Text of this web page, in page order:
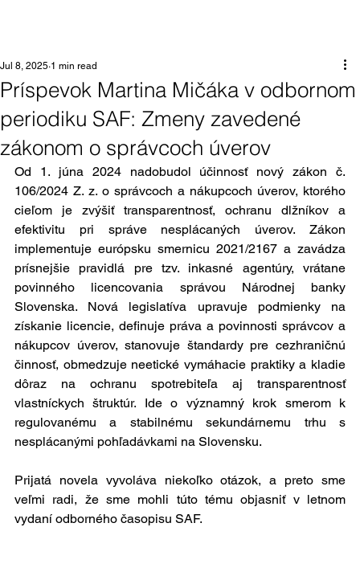
Príspevok Martina Mičáka v odbornom
periodiku SAF: Zmeny zavedené
zákonom o správcoch úverov
Jul 8, 2025 1 min read
Od 1. júna 2024 nadobudol účinnosť nový zákon č.
106/2024 Z. z. o správcoch a nákupcoch úverov, ktorého
cieľom je zvýšiť transparentnosť, ochranu dlžníkov a
efektivitu pri správe nesplácaných úverov. Zákon
implementuje európsku smernicu 2021/2167 a zavádza
prísnejšie pravidlá pre tzv. inkasné agentúry, vrátane
povinného licencovania správou Národnej banky
Slovenska. Nová legislatíva upravuje podmienky na
získanie licencie, definuje práva a povinnosti správcov a
nákupcov úverov, stanovuje štandardy pre cezhraničnú
činnosť, obmedzuje neetické vymáhacie praktiky a kladie
dôraz na ochranu spotrebiteľa aj transparentnosť
vlastníckych štruktúr. Ide o významný krok smerom k
regulovanému a stabilnému sekundárnemu trhu s
nesplácanými pohľadávkami na Slovensku.
Prijatá novela vyvoláva niekoľko otázok, a preto sme
veľmi radi, že sme mohli túto tému objasniť v letnom
vydaní odborného časopisu SAF.